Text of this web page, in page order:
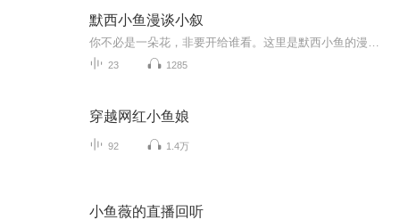
默西小鱼漫谈小叙
23 1285
穿越网红小鱼娘
92 1.4万
小鱼薇的直播回听